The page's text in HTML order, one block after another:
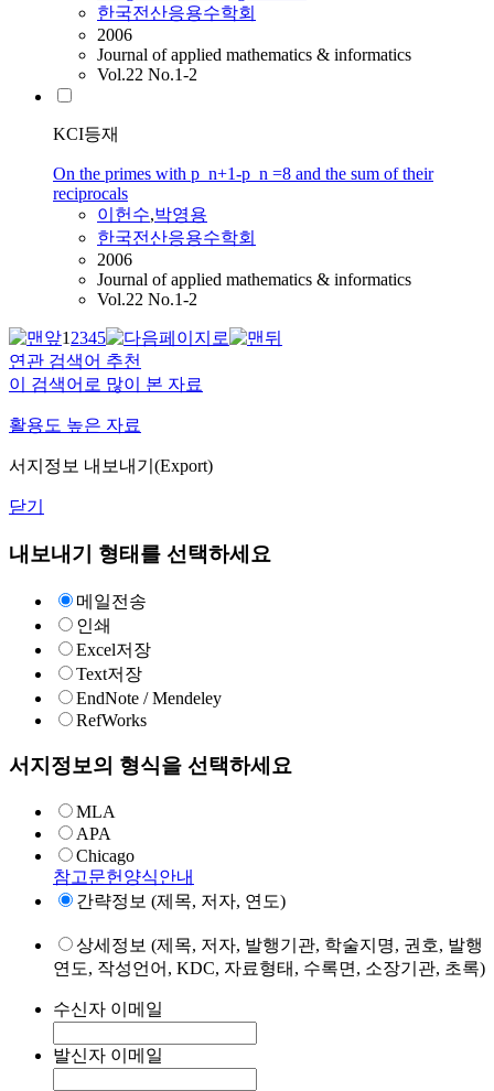
한국전산응용수학회
2006
Journal of applied mathematics & informatics
Vol.22 No.1-2
KCI등재
On the primes with p_n+1-p_n =8 and the sum of their
reciprocals
이헌수,박영용
한국전산응용수학회
2006
Journal of applied mathematics & informatics
Vol.22 No.1-2
12345
연관 검색어 추천
이 검색어로 많이 본 자료
활용도 높은 자료
서지정보 내보내기(Export)
닫기
내보내기 형태를 선택하세요
메일전송
인쇄
Excel저장
Text저장
EndNote / Mendeley
RefWorks
서지정보의 형식을 선택하세요
MLA
APA
Chicago
참고문헌양식안내
간략정보 (제목, 저자, 연도)
상세정보 (제목, 저자, 발행기관, 학술지명, 권호, 발행
연도, 작성언어, KDC, 자료형태, 수록면, 소장기관, 초록)
수신자 이메일
발신자 이메일